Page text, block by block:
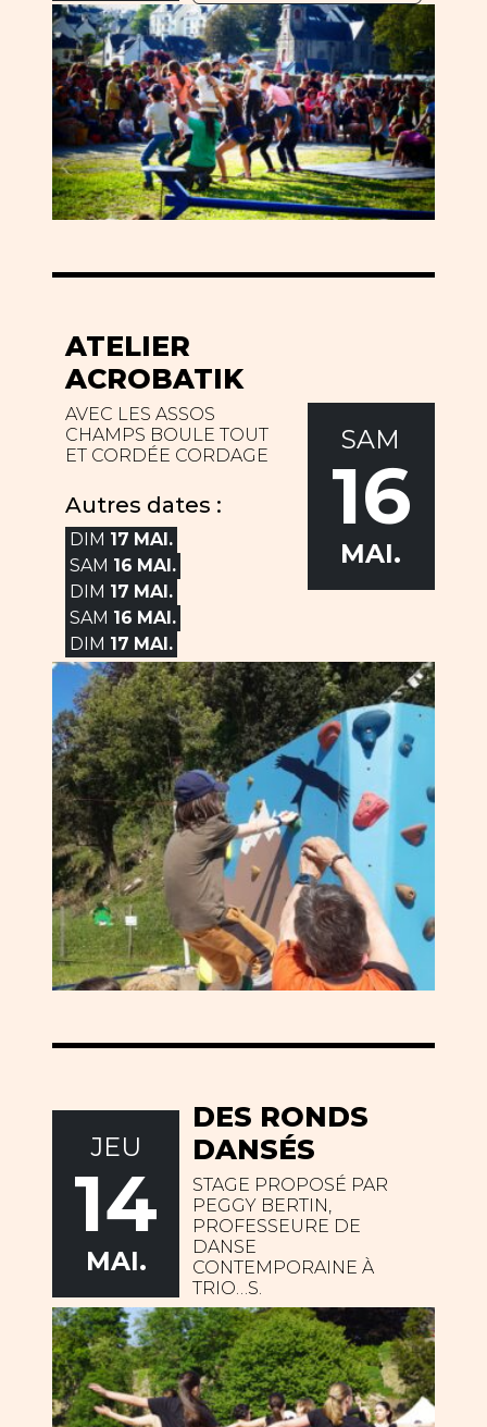
ATELIER
ACROBATIK
AVEC LES ASSOS
CHAMPS BOULE TOUT
ET CORDÉE CORDAGE
Autres dates :
DIM 17 MAI.
SAM 16 MAI.
DIM 17 MAI.
SAM 16 MAI.
DIM 17 MAI.
SAM
16
MAI.
DES RONDS
DANSÉS
STAGE PROPOSÉ PAR
PEGGY BERTIN,
PROFESSEURE DE
DANSE
CONTEMPORAINE À
TRIO…S.
JEU
14
MAI.